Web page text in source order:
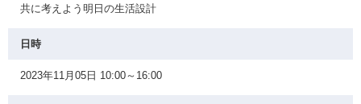
共に考えよう明日の生活設計
日時
2023年11月05日 10:00～16:00